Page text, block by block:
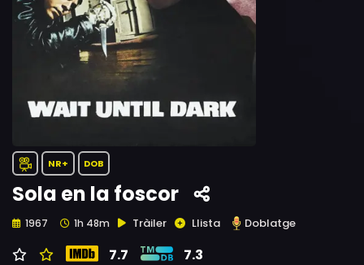
NR+ DOB
Sola en la foscor
1967 1h 48m Tràiler Llista Doblatge
7.7 7.3